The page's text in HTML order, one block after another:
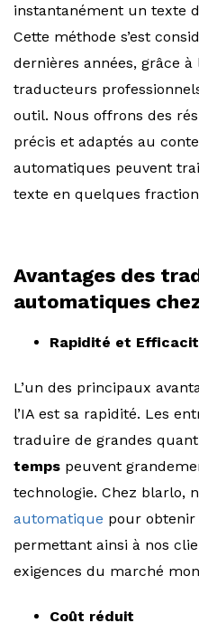
instantanément un texte
Cette méthode s’est
dernières années, grâce à
traducteurs
outil. Nous offrons des
précis et adaptés au
automatiques peuvent
texte en quelques
Avantages des
automatiques
Rapidité et
L’un des principaux
l’IA est sa rapidité. Les
traduire de grandes
temps peuvent
technologie. Chez blarlo,
automatique pour obtenir
permettant ainsi à nos
exigences du marché
Coût réduit